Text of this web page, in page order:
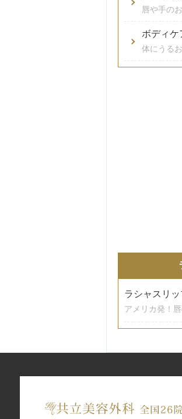
唇や手の
ボディケ
体にうる
ラシャスリッ
アメリカ発！